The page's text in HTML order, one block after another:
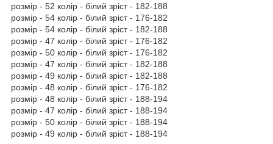
розмір - 52 колір - білий зріст - 182-188
розмір - 54 колір - білий зріст - 176-182
розмір - 54 колір - білий зріст - 182-188
розмір - 47 колір - білий зріст - 176-182
розмір - 50 колір - білий зріст - 176-182
розмір - 47 колір - білий зріст - 182-188
розмір - 49 колір - білий зріст - 182-188
розмір - 48 колір - білий зріст - 176-182
розмір - 48 колір - білий зріст - 188-194
розмір - 47 колір - білий зріст - 188-194
розмір - 50 колір - білий зріст - 188-194
розмір - 49 колір - білий зріст - 188-194